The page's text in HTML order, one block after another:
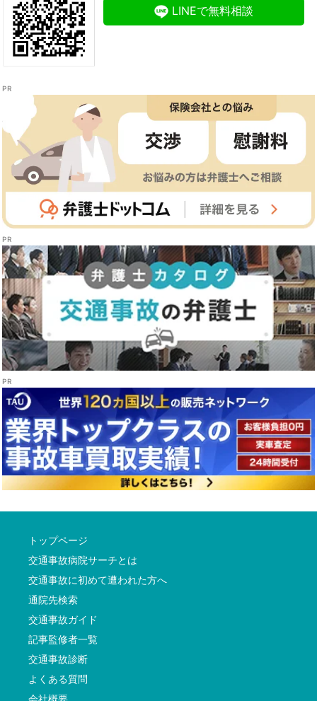
LINEで無料相談
トップページ
交通事故病院サーチとは
交通事故に初めて遭われた方へ
通院先検索
交通事故ガイド
記事監修者一覧
交通事故診断
よくある質問